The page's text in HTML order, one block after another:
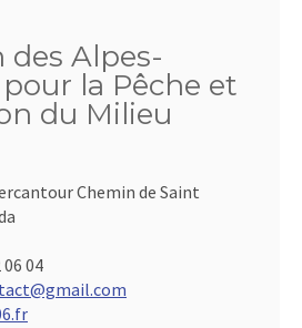
des Alpes-
la Pêche et
du Milieu
Chemin de Saint
06 04